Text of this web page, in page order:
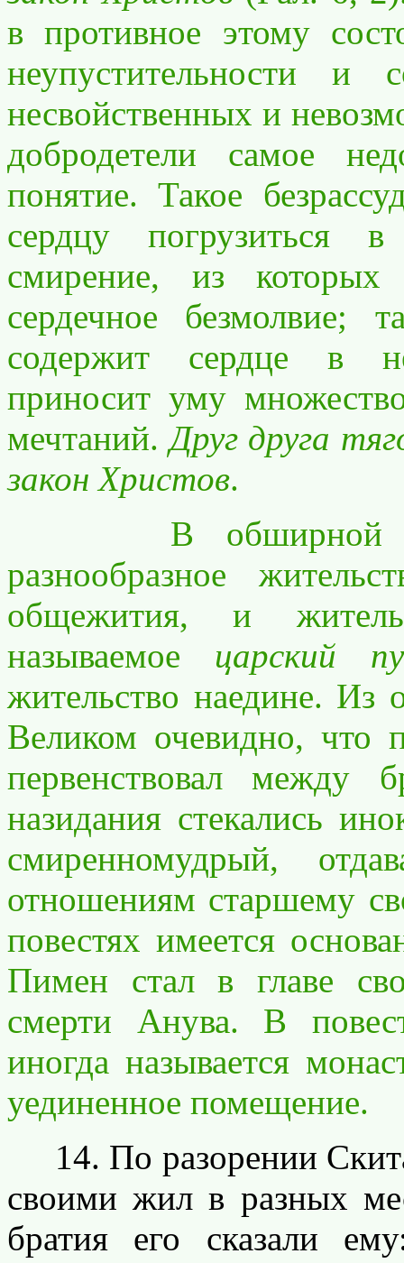
в противное этому
неупустительности и
несвойственных и
добродетели самое
понятие. Такое
сердцу погрузиться
смирение, из
сердечное безмолвие;
содержит сердце в
приносит уму
мечтаний.Друг друга
закон Христов.
В обширной
разнообразное
общежития, и
называемое царский
жительство наедине. Из
Великом очевидно, что
первенствовал между
назидания стекались
смиренномудрый,
отношениям старшему
повестях имеется
Пимен стал в главе
смерти Анува. В
иногда называется
уединенное помещение.
14. По разорении
своими жил в разных
братия его сказали